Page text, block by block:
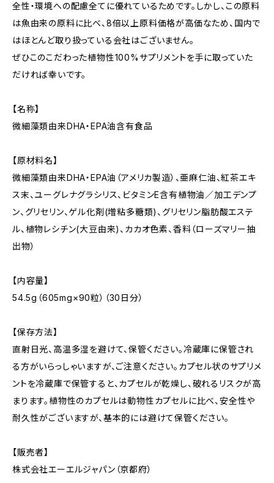
全性・環境への配慮全てに優れているためです。しかし、この原料
は魚由来の原料に比べ、8倍以上原料価格が高価なため、国内で
はほとんど取り扱っている会社はございません。
ぜひこのこだわった植物性100%サプリメントを手に取っていた
だければ幸いです。
【名称】
微細藻類由来DHA・EPA油含有食品
【原材料名】
微細藻類由来DHA・EPA油（アメリカ製造）、亜麻仁油、紅茶エキ
ス末、ユーグレナグラシリス、ビタミンE含有植物油／加工デンプ
ン、グリセリン、ゲル化剤(増粘多糖類)、グリセリン脂肪酸エステ
ル、植物レシチン(大豆由来)、カカオ色素、香料（ローズマリー抽
出物）
【内容量】
54.5g（605mg×90粒）（30日分）
【保存方法】
直射日光、高温多湿を避けて、保管ください。冷蔵庫に保管され
る方がいらっしゃいますが、ご注意ください。カプセル状のサプリメ
ントを冷蔵庫で保管すると、カプセルが乾燥し、破れるリスクが高
まります。植物性のカプセルは動物性カプセルに比べ、安全性や
耐久性がございますが、基本的には避けて保管ください。
【販売者】
株式会社エーエルジャパン（京都府）